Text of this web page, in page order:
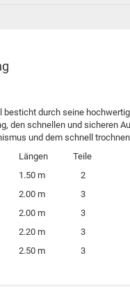
besticht durch seine
den schnellen und sicheren
und dem schnell
Teile
1.50 m 2
2.00 m 3
2.00 m 3
2.20 m 3
2.50 m 3